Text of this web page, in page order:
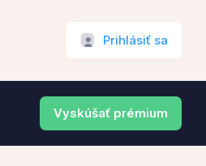
Prihlásiť sa
Vyskúšať prémium